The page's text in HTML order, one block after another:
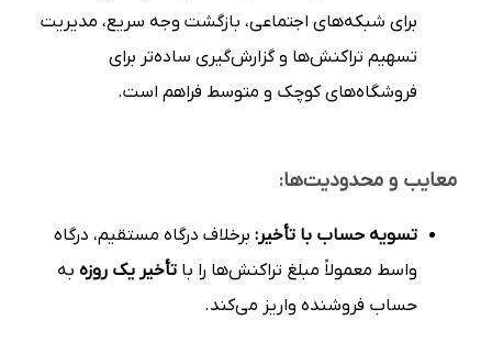
برای شبکه‌های اجتماعی، بازگشت وجه سریع، مدیریت
تسهیم تراکنش‌ها و گزارش‌گیری ساده‌تر برای
فروشگاه‌های کوچک و متوسط فراهم است.
معایب و محدودیت‌ها:
تسویه حساب با تأخیر: برخلاف درگاه مستقیم، درگاه
واسط معمولاً مبلغ تراکنش‌ها را با تأخیر یک روزه به
حساب فروشنده واریز می‌کند.